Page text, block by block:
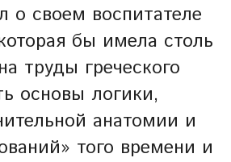
своем воспитателе
бы имела столь
труды греческого
основы логики,
анатомии и
того времени и